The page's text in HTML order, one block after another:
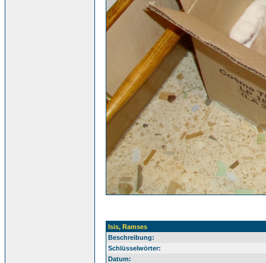
Isis, Ramses
Beschreibung:
Schlüsselwörter:
Datum: